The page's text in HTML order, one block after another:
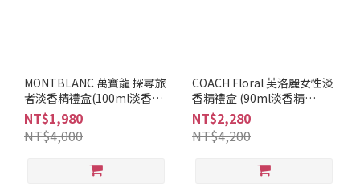
奇
調
(1)
皮
MONTBLANC 萬寶龍 探尋旅
者淡香精禮盒(100ml淡香精
+7.5ml隨身瓶+100ml沐浴
精)
NT$1,980
NT$4,000
COACH Floral 芙洛麗女性淡
香精禮盒 (90ml淡香精
+100ml身體乳+盥洗包)
NT$2,280
NT$4,200